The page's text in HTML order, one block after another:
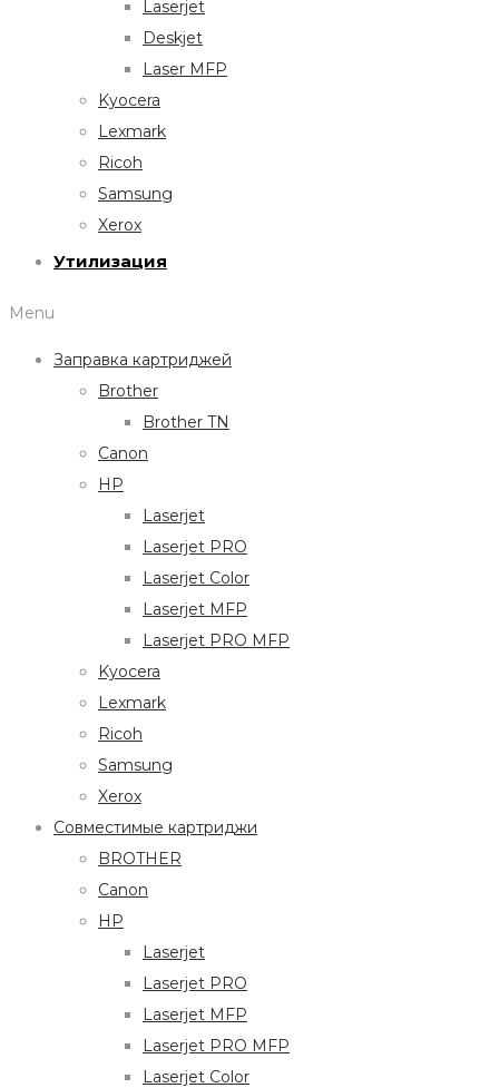
Laserjet
Deskjet
Laser MFP
Kyocera
Lexmark
Ricoh
Samsung
Xerox
Утилизация
Menu
Заправка картриджей
Brother
Brother TN
Canon
HP
Laserjet
Laserjet PRO
Laserjet Color
Laserjet MFP
Laserjet PRO MFP
Kyocera
Lexmark
Ricoh
Samsung
Xerox
Совместимые картриджи
BROTHER
Canon
HP
Laserjet
Laserjet PRO
Laserjet MFP
Laserjet PRO MFP
Laserjet Color